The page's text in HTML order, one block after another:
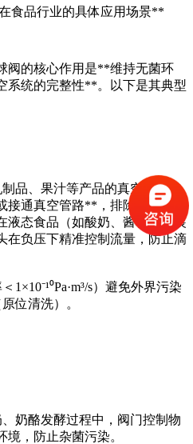
食品行业的具体应用场景**
阀的核心作用是**维持无菌环
系统的完整性**。以下是其典型
品、果汁等产品的真空包装或
通真空管路**，排除容器内的
液态食品（如酸奶、酱料）灌装
在负压下精准控制流量，防止滴
s）避免外界污染
位清洗）。
奶酪发酵过程中，阀门控制物
，防止杂菌污染。